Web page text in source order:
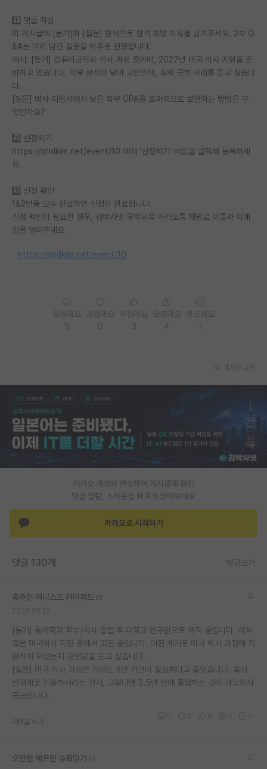
1️⃣ 댓글 작성
이 게시글에 [동기]와 [질문] 형식으로 참석 희망 이유를 남겨주세요. 2부 Q
&A는 미리 남긴 질문들 위주로 진행합니다.
예시: [동기] 컴퓨터공학과 석사 과정 중이며, 2027년 미국 박사 지원을 준
비하고 있습니다. 학부 성적이 낮아 고민인데, 실제 극복 사례를 듣고 싶습니
다.
[질문] 박사 지원서에서 낮은 학부 GPA를 효과적으로 보완하는 방법은 무
엇인가요?
2️⃣ 신청하기
https://phdkim.net/event/10 에서 ‘신청하기’ 버튼을 클릭해 등록하세
요.
3️⃣ 신청 확인
1&2번을 모두 완료하면 신청이 완료됩니다.
신청 확인이 필요한 경우, 김박사넷 유학교육 카카오톡 채널로 이름과 이메
일을 알려주세요.
https://phdkim.net/event/10
카카오 계정과 연동하여 게시글에 달린
댓글 알람, 소식등을 빠르게 받아보세요
카카오로 시작하기
댓글 130개 댓글쓰기
춤추는 어니스트 러더퍼드
[동기] 통계학과 학부/석사 졸업 후 대학교 연구원으로 재직 중입니다. 이직
혹은 미국박사 지원 중에서 고민 중입니다. 어떤 계기로 미국 박사 과정에 지
원하게 되었는지 경험담을 듣고 싶습니다.
[질문] 미국 박사 과정은 적어도 5년 기간이 필요하다고 들었습니다. 혹시
산업계로 진출하시려는 건지, 그렇다면 3.5년 만에 졸업하는 것이 가능한지
궁금합니다.
대댓글 쓰기
오만한 에르빈 슈뢰딩거